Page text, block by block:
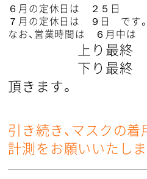
６月の定休日は ２５日
７月の定休日は ９日 です。
なお、営業時間は ６月中は
上り最終 14
下り最終 15
頂きます。
引き続き、マスクの着
計測をお願いいたしま